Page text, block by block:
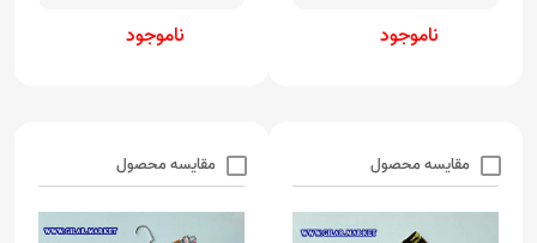
ناموجود ناموجود
مقایسه محصول مقایسه محصول